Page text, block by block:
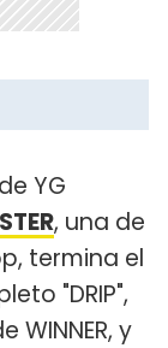
YG
, una de
termina el
"DRIP",
WINNER, y